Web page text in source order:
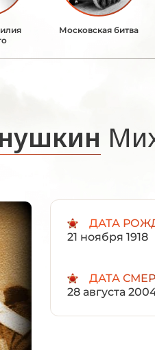
Московская битва
ДАТА
21 ноября 1918
ДАТА
28 августа